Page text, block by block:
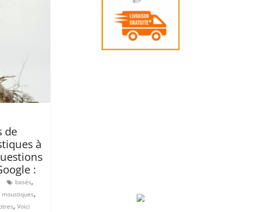
de
à
:
basés,
moustiques,
,Voici